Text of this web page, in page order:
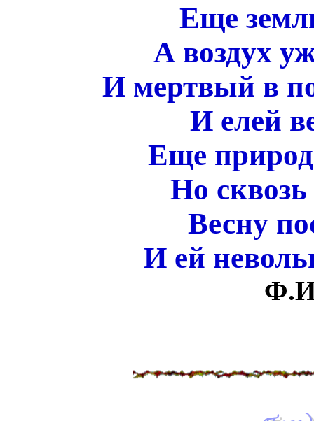
Еще
А воздух
И мертвый в
И елей
Еще
Но
Весну
И ей